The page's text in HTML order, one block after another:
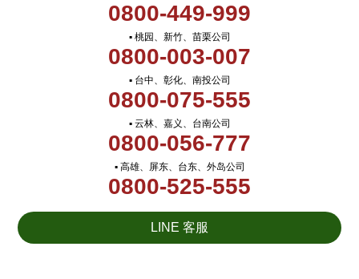
0800-449-999
▪ 桃园、新竹、苗栗公司
0800-003-007
▪ 台中、彰化、南投公司
0800-075-555
▪ 云林、嘉义、台南公司
0800-056-777
▪ 高雄、屏东、台东、外岛公司
0800-525-555
LINE 客服